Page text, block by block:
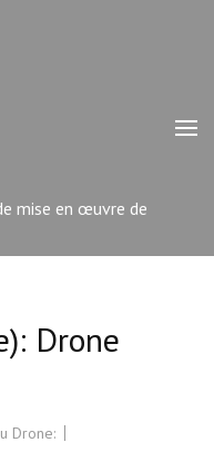
mise en œuvre de
Drone
Drone: